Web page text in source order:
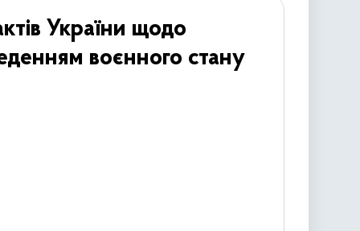
України щодо
воєнного стану